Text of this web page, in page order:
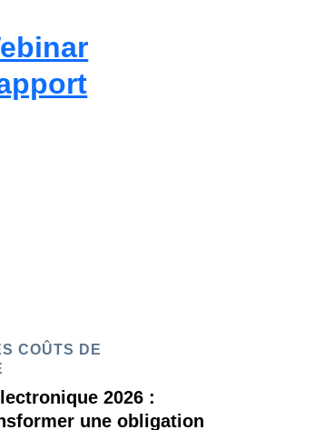
COÛTS DE
2026 :
une obligation